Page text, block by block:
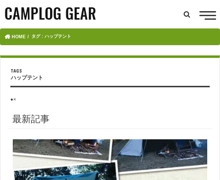
HOME タグ : ハップテント
ハップテント
●×
最新記事